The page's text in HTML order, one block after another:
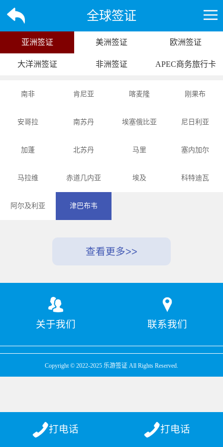
全球签证
亚洲签证 美洲签证 欧洲签证
大洋洲签证 非洲签证 APEC商务旅行卡
南非 肯尼亚 喀麦隆 刚果布
安哥拉 南苏丹 埃塞俄比亚 尼日利亚
加蓬 北苏丹 马里 塞内加尔
马拉维 赤道几内亚 埃及 科特迪瓦
阿尔及利亚 津巴布韦
关于我们 联系我们
Copyright © 2022-2025 乐游签证 All Rights Reserved.
打电话 打电话